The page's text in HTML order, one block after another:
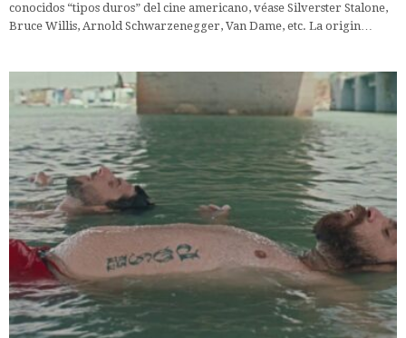
conocidos “tipos duros” del cine americano, véase Silverster Stalone,
Bruce Willis, Arnold Schwarzenegger, Van Dame, etc. La origin…